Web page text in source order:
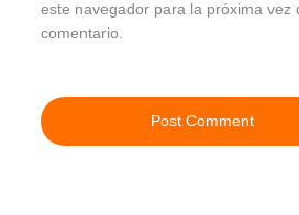
este navegador para la próxima vez
comentario.